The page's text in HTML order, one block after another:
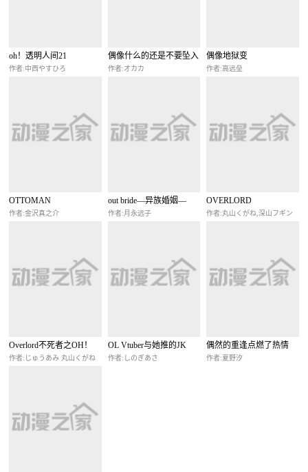
oh！透明人间21
作者:中西やすひろ
偶像什么的还是不要坠入
爱河好了
作者:オカカ
偶像地狱变
作者:高远垒
OTTOMAN
作者:金沢真之介
out bride—异族婚姻—
作者:月永远子
OVERLORD
作者:丸山くがね,深山フギン
Overlord不死者之OH！
作者:じゅうあみ 丸山くがね
OL Vtuber与她推的JK
作者:しのぎあさ
偶然的重逢点燃了热情
作者:夏野汐